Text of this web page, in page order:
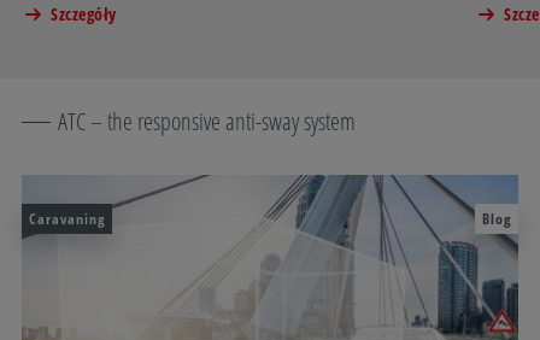
Szczegóły
ATC – the responsive anti-sway system
Caravaning Blog